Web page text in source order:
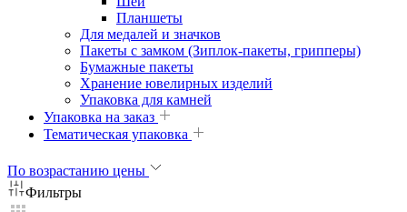
Планшеты
Для медалей и значков
Пакеты с замком (Зиплок-пакеты, грипперы)
Бумажные пакеты
Хранение ювелирных изделий
Упаковка для камней
Упаковка на заказ
Тематическая упаковка
По возрастанию цены
Фильтры